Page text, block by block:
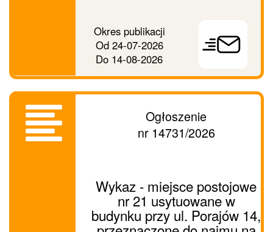
Okres publikacji
Od24-07-2026
Do 14-08-2026
ogłoszenie
dalej
Ogłoszenie
nr 14731/2026
Wykaz - miejsce postojowe
nr 21 usytuowane w
budynku przy ul. Porajów 14,